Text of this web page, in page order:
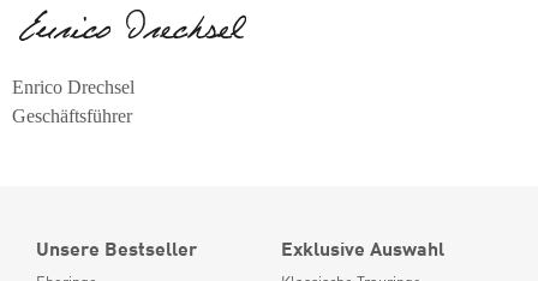
Enrico Drechsel
Geschäftsführer
Unsere Bestseller Exklusive Auswahl